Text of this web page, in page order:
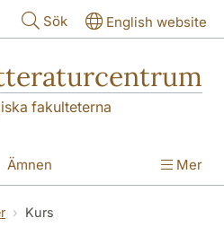
Sök English website
fakulteterna
Ämnen
Institutionen
Mer
Kurs